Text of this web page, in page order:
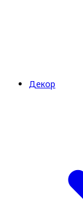
Декор